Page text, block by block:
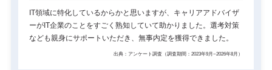
IT領域に特化しているからかと思いますが、キャリアアドバイザ
ーがIT企業のことをすごく熟知していて助かりました。選考対策
なども親身にサポートいただき、無事内定を獲得できました。
出典：アンケート調査（調査期間：2023年9月~2026年8月）